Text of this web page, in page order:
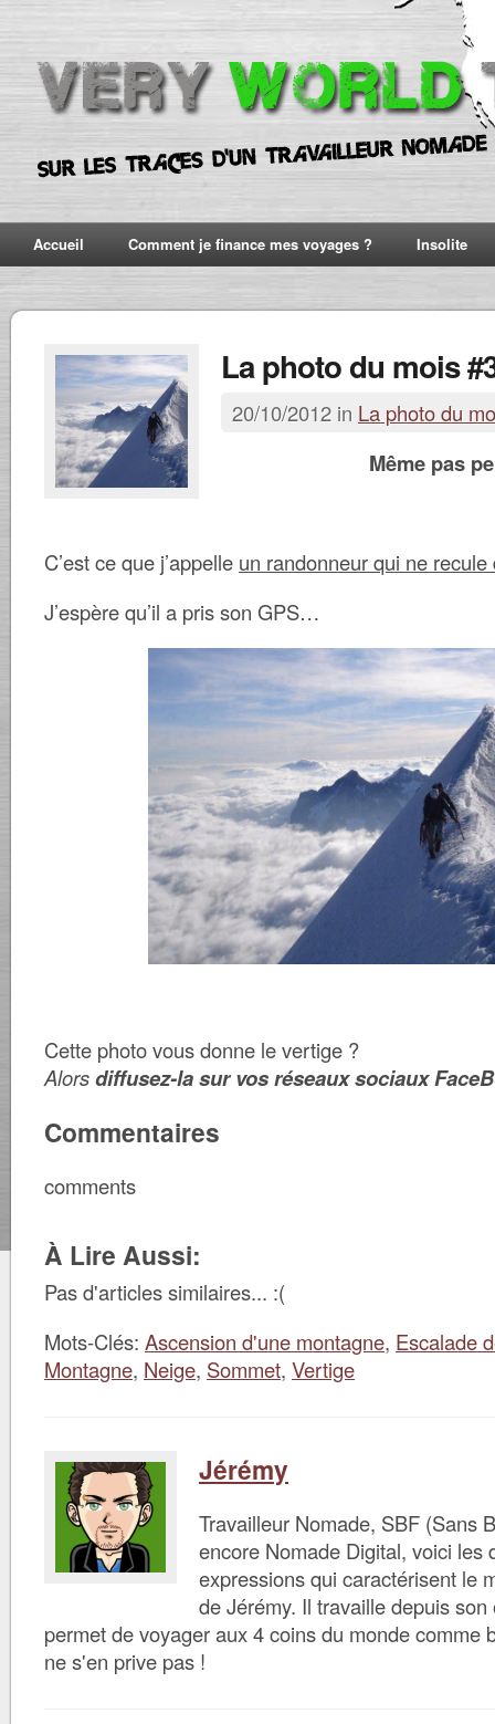
Accueil Comment je finance mes voyages ? Insolite
La photo du mois
20/10/2012 in La photo du
Même pas
C’est ce que j’appelle un randonneur qui ne recule
J’espère qu’il a pris son GPS…
Cette photo vous donne le vertige ?
Alorsdiffusez-la sur vos réseaux sociaux
Commentaires
comments
À Lire Aussi:
Pas d'articles similaires... :(
Mots-Clés: Ascension d'une montagne, Escalade
Montagne, Neige, Sommet, Vertige
Jérémy
Travailleur Nomade, SBF (Sans
encore Nomade Digital, voici les
expressions qui caractérisent le
de Jérémy. Il travaille depuis
permet de voyager aux 4 coins du monde comme
ne s'en prive pas !